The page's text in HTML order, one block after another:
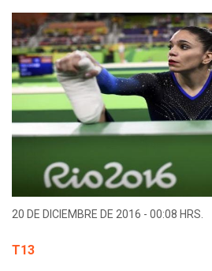
20 DE DICIEMBRE DE 2016 - 00:08 HRS.
T13